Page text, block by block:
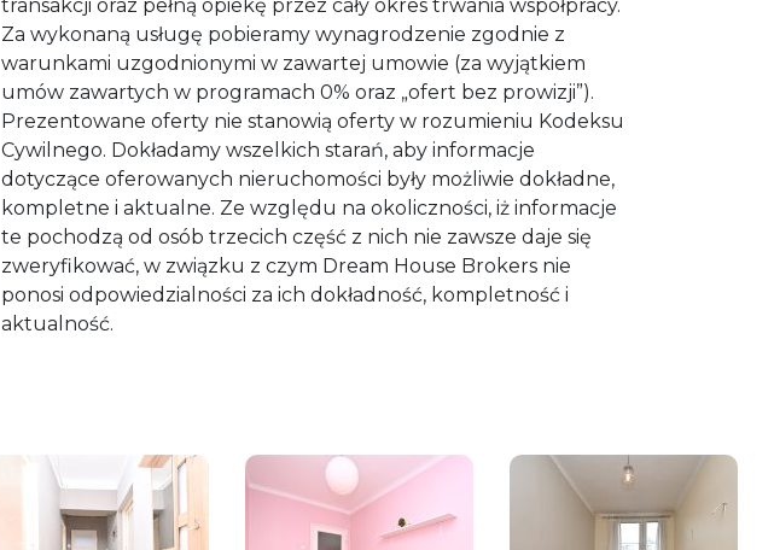
transakcji oraz pełną opiekę przez cały okres trwania współpracy.
Za wykonaną usługę pobieramy wynagrodzenie zgodnie z
warunkami uzgodnionymi w zawartej umowie (za wyjątkiem
umów zawartych w programach 0% oraz „ofert bez prowizji”).
Prezentowane oferty nie stanowią oferty w rozumieniu Kodeksu
Cywilnego. Dokładamy wszelkich starań, aby informacje
dotyczące oferowanych nieruchomości były możliwie dokładne,
kompletne i aktualne. Ze względu na okoliczności, iż informacje
te pochodzą od osób trzecich część z nich nie zawsze daje się
zweryfikować, w związku z czym Dream House Brokers nie
ponosi odpowiedzialności za ich dokładność, kompletność i
aktualność.